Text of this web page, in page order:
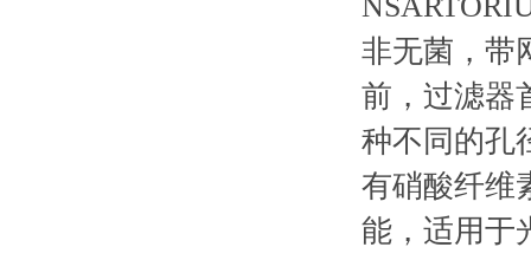
非无菌，
前，过滤
种不同的孔
有硝酸纤维
能，适